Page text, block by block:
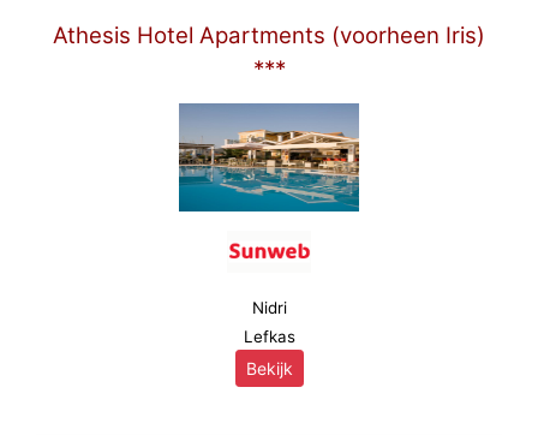
Athesis Hotel Apartments (voorheen Iris)
***
Nidri
Lefkas
Bekijk